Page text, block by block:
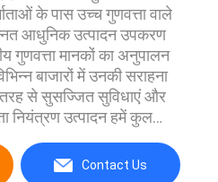
के पास उच्च गुणवत्ता वाले
आधुनिक उत्पादन उपकरण
गुणवत्ता मानकों का अनुपालन
बाजारों में उनकी सराहना
से सुसज्जित सुविधाएं और
नियंत्रण उत्पादन हमें कुल
Contact Us